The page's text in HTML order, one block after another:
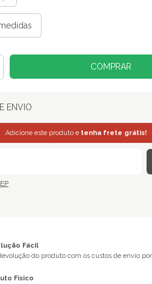
ENVIO
Adicione este produto e tenha frete grátis!
Fácil
do produto com os custos de envio
Físico